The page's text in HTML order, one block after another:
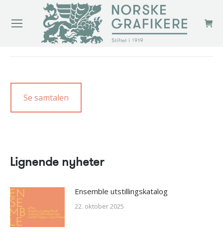
Se samtalen
Lignende nyheter
Ensemble utstillingskatalog
22. oktober 2025